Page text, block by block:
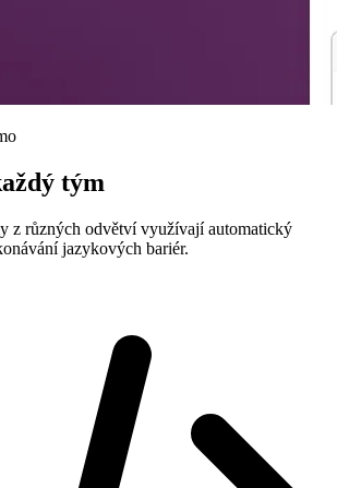
tým
z různých odvětví využívají automatický
jazykových bariér.